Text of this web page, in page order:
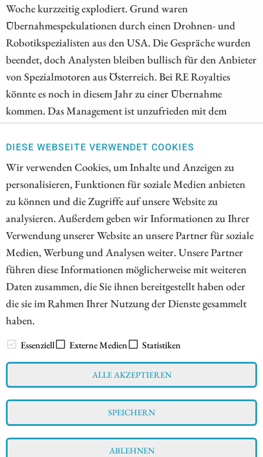
DIESE WEBSEITE VERWENDET COOKIES
Wir verwenden Cookies, um Inhalte und Anzeigen zu
personalisieren, Funktionen für soziale Medien anbieten
zu können und die Zugriffe auf unsere Website zu
analysieren. Außerdem geben wir Informationen zu Ihrer
Verwendung unserer Website an unsere Partner für soziale
Medien, Werbung und Analysen weiter. Unsere Partner
führen diese Informationen möglicherweise mit weiteren
Daten zusammen, die Sie ihnen bereitgestellt haben oder
die sie im Rahmen Ihrer Nutzung der Dienste gesammelt
haben.
Essenziell Externe Medien Statistiken
ALLE AKZEPTIEREN
SPEICHERN
ABLEHNEN
Woche kurzzeitig explodiert. Grund waren
Übernahmespekulationen durch einen Drohnen- und
Robotikspezialisten aus den USA. Die Gespräche wurden
beendet, doch Analysten bleiben bullisch für den Anbieter
von Spezialmotoren aus Österreich. Bei RE Royalties
könnte es noch in diesem Jahr zu einer Übernahme
kommen. Das Management ist unzufrieden mit dem
Aktienkurs und prüft sämtliche Optionen. Das
Geschäftsmodell dürfte für kapitalstarke Interessenten
interessant sein. Und was macht Evotec? Das deutsche
Biotechnologieunternehmen wurde in den vergangenen
Jahren immer wieder als Übernahmekandidat gehandelt.
Entsprechende Spekulationen sorgten regelmäßig für
kräftige Kurssprünge. Wie sieht es derzeit aus?
ZUM KOMMENTAR
zu ESG bewussten Unternehmen aus allen Teilen der Welt
Impressum
Datenschutz
Interessenskonflikt & Risikohinweis
Nutzungsbedingungen
Cookie-Einstellungen